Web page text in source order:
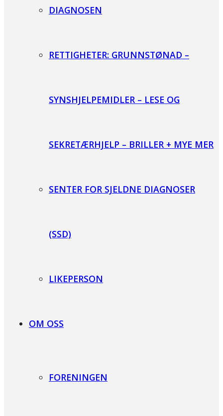
DIAGNOSEN
RETTIGHETER: GRUNNSTØNAD –
SYNSHJELPEMIDLER – LESE OG
SEKRETÆRHJELP – BRILLER + MYE MER
SENTER FOR SJELDNE DIAGNOSER
(SSD)
LIKEPERSON
OM OSS
FORENINGEN